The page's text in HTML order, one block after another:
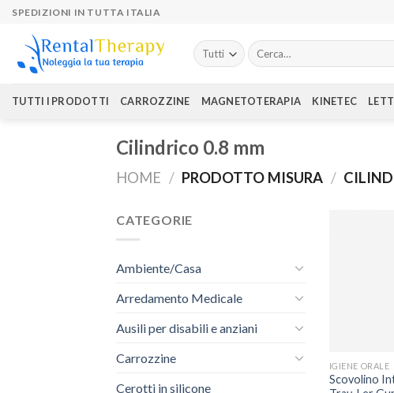
Skip
content
SPEDIZIONI IN TUTTA ITALIA
Cerca:
TUTTI I PRODOTTI CARROZZINE MAGNETOTERAPIA KINETEC
Cilindrico 0.8 mm
HOME / PRODOTTO MISURA /
CATEGORIE
Ambiente/Casa
Arredamento Medicale
Ausili per disabili e anziani
Carrozzine
Cerotti in silicone
IGIENE ORALE
Scovolino